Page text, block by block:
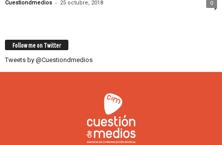
Cuestiondmedios - 25 octubre, 2018 0
Follow me on Twitter
Tweets by @Cuestiondmedios